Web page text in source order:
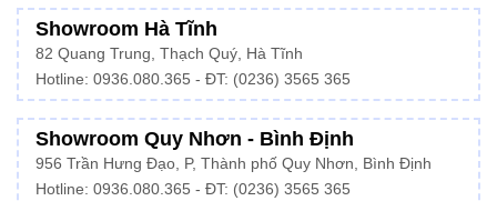
Showroom Hà Tĩnh
82 Quang Trung, Thạch Quý, Hà Tĩnh
Hotline: 0936.080.365 - ĐT: (0236) 3565 365
Showroom Quy Nhơn - Bình Định
956 Trần Hưng Đạo, P, Thành phố Quy Nhơn, Bình Định
Hotline: 0936.080.365 - ĐT: (0236) 3565 365